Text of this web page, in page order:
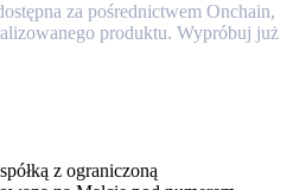
za pośrednictwem Onchain,
produktu. Wypróbuj już
z ograniczoną